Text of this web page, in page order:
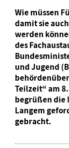
Wie müssen
damit sie
werden
des
und Jugend
Teilzeit“ am
begrüßen die
Langem
gebracht.